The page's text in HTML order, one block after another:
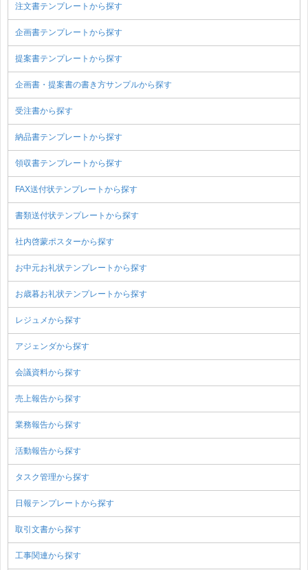
注文書テンプレートから探す
企画書テンプレートから探す
提案書テンプレートから探す
企画書・提案書の書き方サンプルから探す
受注書から探す
納品書テンプレートから探す
領収書テンプレートから探す
FAX送付状テンプレートから探す
書類送付状テンプレートから探す
社内啓蒙ポスターから探す
お中元お礼状テンプレートから探す
お歳暮お礼状テンプレートから探す
レジュメから探す
アジェンダから探す
会議資料から探す
売上報告から探す
業務報告から探す
活動報告から探す
タスク管理から探す
日報テンプレートから探す
取引文書から探す
工事関連から探す